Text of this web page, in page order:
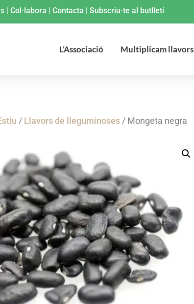
| Col·labora | Contacta | Subscriu-te al butlletí
L’Associació Multiplicam llavors
/ Llavors de lleguminoses/ Mongeta negra